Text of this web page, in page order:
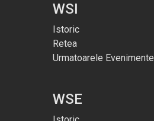
WSI
Istoric
Retea
Urmatoarele Evenimente
WSE